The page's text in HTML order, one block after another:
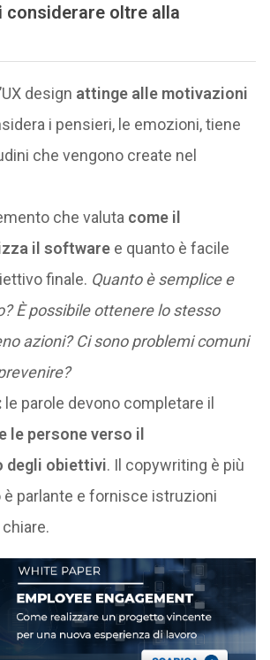
considerare oltre alla
design attinge alle motivazioni
i pensieri, le emozioni, tiene
che vengono create nel
che valuta come il
il softwaree quanto è facile
finale. Quanto è semplice e
È possibile ottenere lo stesso
azioni? Ci sono problemi comuni
le parole devono completare il
le persone verso il
degli obiettivi. Il copywriting è più
è parlante e fornisce istruzioni